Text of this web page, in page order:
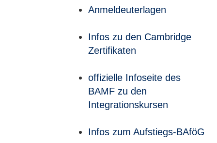
Anmeldeuterlagen
Infos zu den Cambridge
Zertifikaten
offizielle Infoseite des
BAMF zu den
Integrationskursen
Infos zum Aufstiegs-BAföG